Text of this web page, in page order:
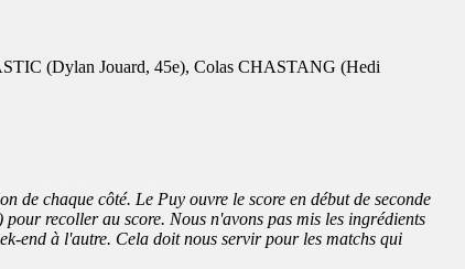
(Dylan Jouard, 45e), Colas CHASTANG (Hedi
de chaque côté. Le Puy ouvre le score en début de seconde
recoller au score. Nous n'avons pas mis les ingrédients
end à l'autre. Cela doit nous servir pour les matchs qui